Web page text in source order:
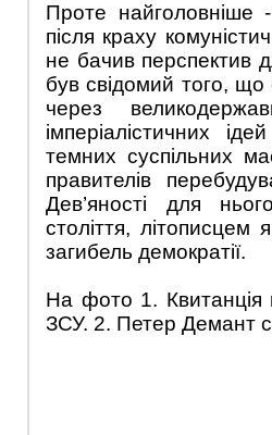
Проте найголовніше
після краху
не бачив перспектив
був свідомий того,
через
імперіалістичних
темних суспільних
правителів
Дев’яності для
століття,
загибель демократії.
На фото 1. Квитанція
ЗСУ. 2. Петер Демант